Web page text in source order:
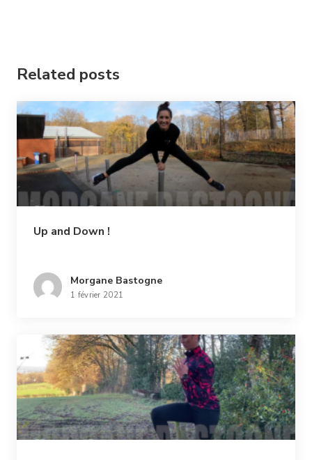
Related posts
Up and Down !
Morgane Bastogne
1 février 2021